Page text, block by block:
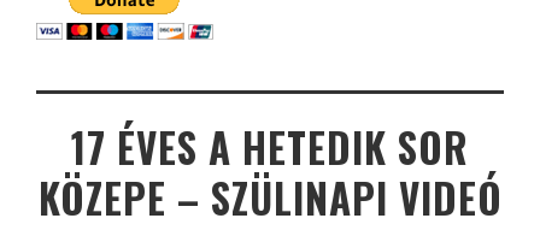
17 ÉVES A HETEDIK SOR
KÖZEPE – SZÜLINAPI VIDEÓ